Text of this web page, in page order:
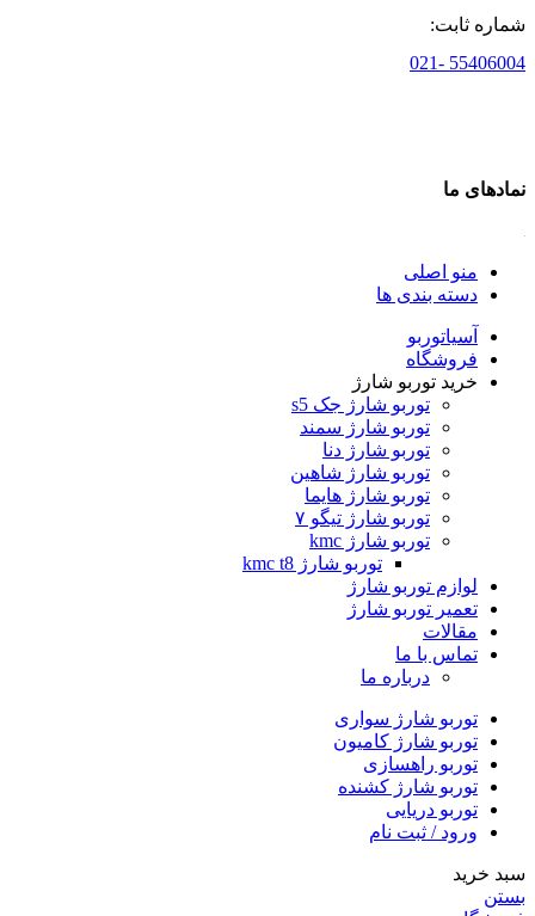
شماره ثابت:
55406004 -021
نمادهای ما
منو اصلی
دسته بندی ها
آسیاتوربو
فروشگاه
خرید توربو شارژ
توربو شارژ جک s5
توربو شارژ سمند
توربو شارژ دنا
توربو شارژ شاهین
توربو شارژ هایما
توربو شارژ تیگو ۷
توربو شارژ kmc
توربو شارژ kmc t8
لوازم توربو شارژ
تعمیر توربو شارژ
مقالات
تماس با ما
درباره ما
توربو شارژ سواری
توربو شارژ کامیون
توربو راهسازی
توربو شارژ کشنده
توربو دریایی
ورود / ثبت نام
سبد خرید
بستن